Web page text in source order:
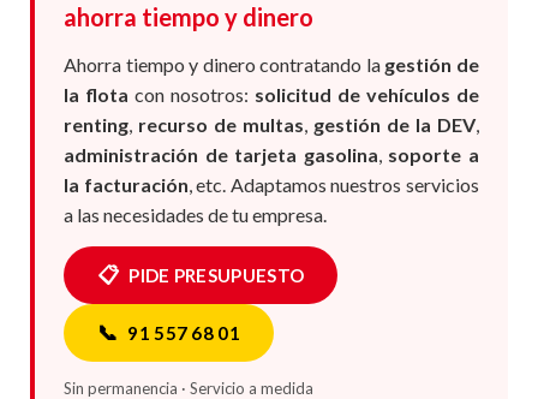
ahorra tiempo y dinero
Ahorra tiempo y dinero contratando la gestión de
la flota con nosotros: solicitud de vehículos de
renting recurso de multas gestión de la DEV,
administración de tarjeta gasolina soporte a
la facturación , etc. Adaptamos nuestros servicios
a las necesidades de tu empresa.
📋 PIDE PRESUPUESTO
📞 91 557 68 01
Sin permanencia · Servicio a medida